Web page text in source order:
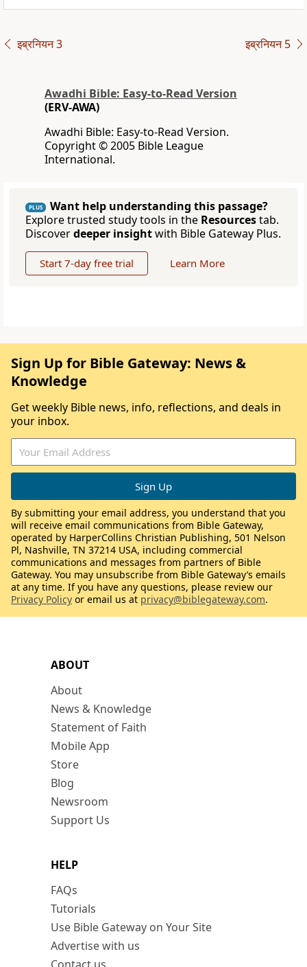
इब्रनियन 3 इब्रनियन 5
Awadhi Bible: Easy-to-Read Version
(ERV-AWA)
Awadhi Bible: Easy-to-Read Version.
Copyright © 2005 Bible League
International.
PLUS
Want help understanding this passage?
Explore trusted study tools in the Resourcestab.
Discoverdeeper insightwith Bible Gateway Plus.
Start 7-day free trial Learn More
ABOUT
About
News & Knowledge
Statement of Faith
Mobile App
Store
Blog
Newsroom
Support Us
HELP
FAQs
Tutorials
Use Bible Gateway on Your Site
Advertise with us
Sign Up for Bible Gateway: News &
Knowledge
Get weekly Bible news, info, reflections, and deals in
your inbox.
By submitting your email address, you understand that you
will receive email communications from Bible Gateway,
operated by HarperCollins Christian Publishing, 501 Nelson
Pl, Nashville, TN 37214 USA, including commercial
communications and messages from partners of Bible
Gateway. You may unsubscribe from Bible Gateway’s emails
at any time. If you have any questions, please review our
Privacy Policy or email us at privacy@biblegateway.com.